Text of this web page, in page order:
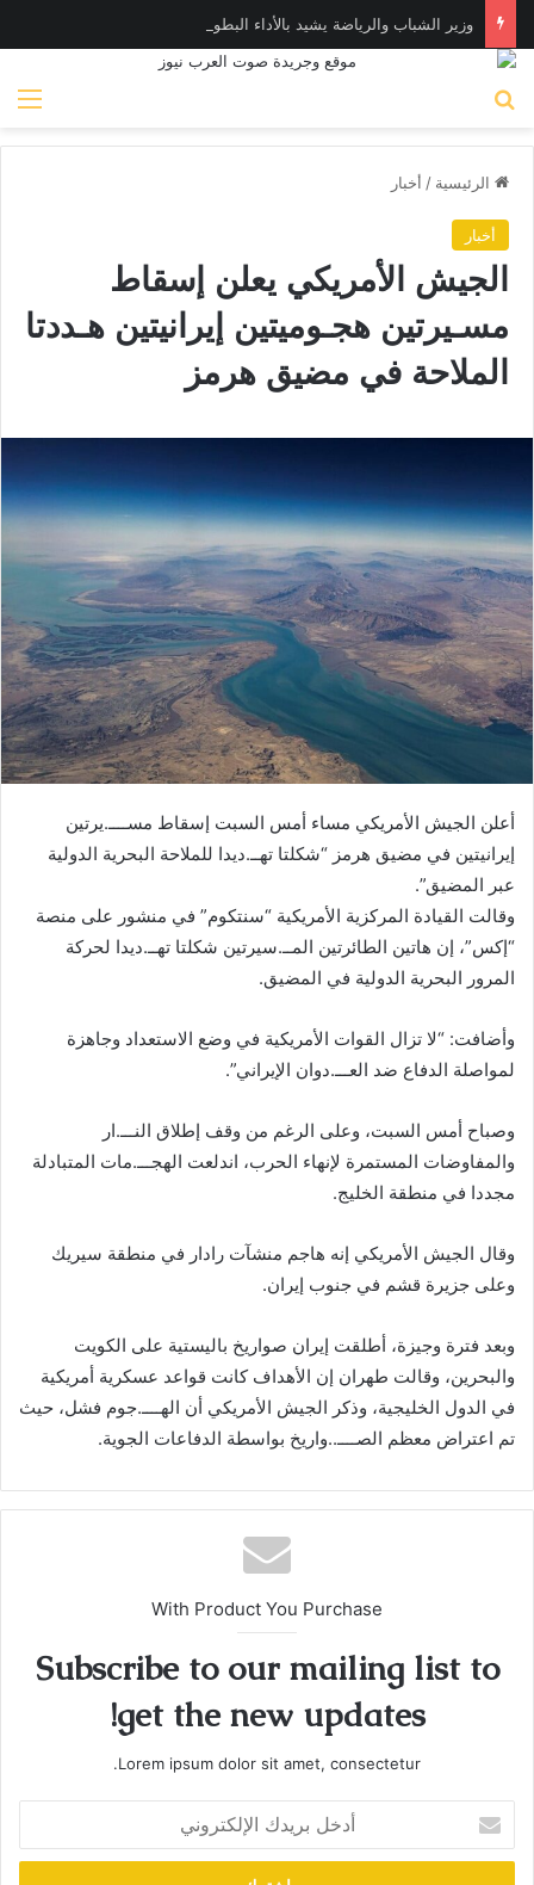
الرئيسية / أخبار
أخبار
الجيش الأمريكي يعلن إسقاط
مسـيرتين هجـوميتين إيرانيتين هـددتا
الملاحة في مضيق هرمز
أعلن الجيش الأمريكي مساء أمس السبت إسقاط مســــ.يرتين
إيرانيتين في مضيق هرمز “شكلتا تهــ.ديدا للملاحة البحرية الدولية
عبر المضيق”.
وقالت القيادة المركزية الأمريكية “سنتكوم” في منشور على منصة
“إكس”، إن هاتين الطائرتين المــ.سيرتين شكلتا تهــ.ديدا لحركة
المرور البحرية الدولية في المضيق.
وأضافت: “لا تزال القوات الأمريكية في وضع الاستعداد وجاهزة
لمواصلة الدفاع ضد العـــ.دوان الإيراني”.
وصباح أمس السبت، وعلى الرغم من وقف إطلاق النـــ.ار
والمفاوضات المستمرة لإنهاء الحرب، اندلعت الهجـــ.مات المتبادلة
مجددا في منطقة الخليج.
وقال الجيش الأمريكي إنه هاجم منشآت رادار في منطقة سيريك
وعلى جزيرة قشم في جنوب إيران.
وبعد فترة وجيزة، أطلقت إيران صواريخ باليستية على الكويت
والبحرين، وقالت طهران إن الأهداف كانت قواعد عسكرية أمريكية
في الدول الخليجية، وذكر الجيش الأمريكي أن الهــــ.جوم فشل، حيث
تم اعتراض معظم الصــــ..واريخ بواسطة الدفاعات الجوية.
With Product You Purchase
Subscribe to our mailing list to
get the new updates!
Lorem ipsum dolor sit amet, consectetur.
بريدك
الإلكتروني